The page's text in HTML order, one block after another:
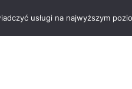
usługi na najwyższym